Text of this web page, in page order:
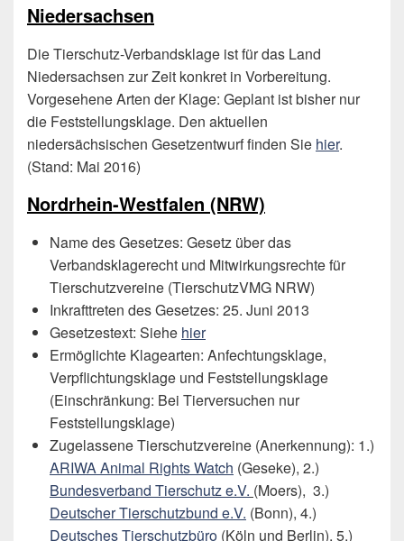
Niedersachsen
Die Tierschutz-Verbandsklage ist für das Land
Niedersachsen zur Zeit konkret in Vorbereitung.
Vorgesehene Arten der Klage: Geplant ist bisher nur
die Feststellungsklage. Den aktuellen
niedersächsischen Gesetzentwurf finden Sie hier.
(Stand: Mai 2016)
Nordrhein-Westfalen (NRW)
Name des Gesetzes: Gesetz über das
Verbandsklagerecht und Mitwirkungsrechte für
Tierschutzvereine (TierschutzVMG NRW)
Inkrafttreten des Gesetzes: 25. Juni 2013
Gesetzestext: Siehe hier
Ermöglichte Klagearten: Anfechtungsklage,
Verpflichtungsklage und Feststellungsklage
(Einschränkung: Bei Tierversuchen nur
Feststellungsklage)
Zugelassene Tierschutzvereine (Anerkennung): 1.)
ARIWA Animal Rights Watch (Geseke), 2.)
Bundesverband Tierschutz e.V. (Moers), 3.)
Deutscher Tierschutzbund e.V. (Bonn), 4.)
Deutsches Tierschutzbüro (Köln und Berlin), 5.)